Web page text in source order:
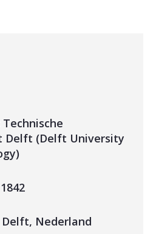
Technische
Delft (Delft University
1842
Delft, Nederland